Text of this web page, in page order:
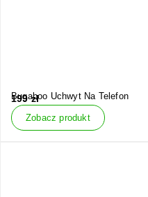
Bugaboo Uchwyt Na Telefon
199zł
Zobacz produkt